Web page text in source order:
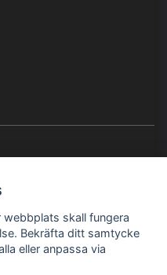
YouTube
skall fungera
Bekräfta ditt samtycke
eller anpassa via